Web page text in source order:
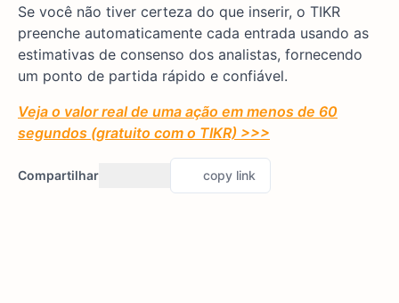
Se você não tiver certeza do que inserir, o TIKR
preenche automaticamente cada entrada usando as
estimativas de consenso dos analistas, fornecendo
um ponto de partida rápido e confiável.
Veja o valor real de uma ação em menos de 60
segundos (gratuito com o TIKR) >>>
Compartilhar copy link